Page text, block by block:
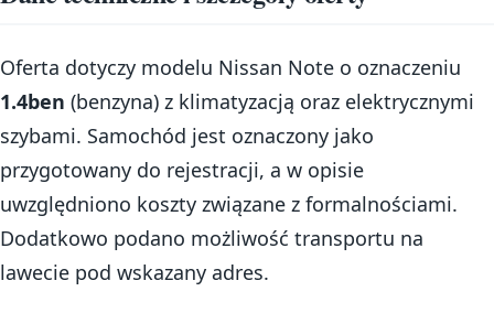
Oferta dotyczy modelu Nissan Note o oznaczeniu
1.4ben (benzyna) z klimatyzacją oraz elektrycznymi
szybami. Samochód jest oznaczony jako
przygotowany do rejestracji, a w opisie
uwzględniono koszty związane z formalnościami.
Dodatkowo podano możliwość transportu na
lawecie pod wskazany adres.